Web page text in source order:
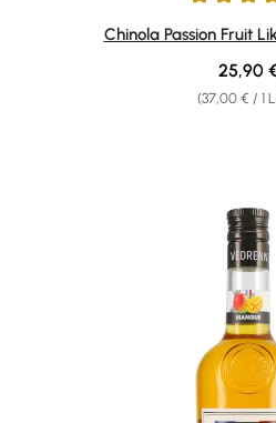
Durchschnittliche Bewertung
Chinola Passion Fruit
(37,00 € / 1
25,90